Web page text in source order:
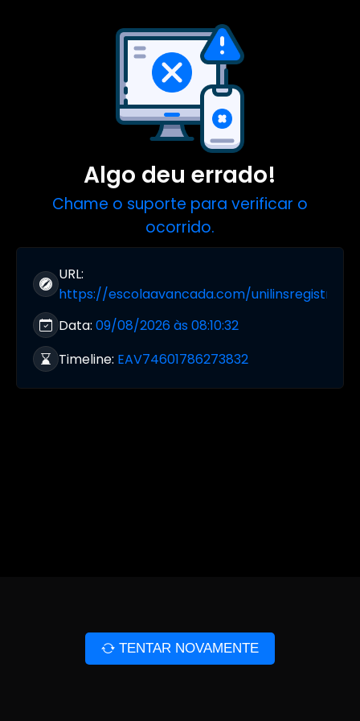
Algo deu errado!
Chame o suporte para verificar o
ocorrido.
URL:
https://escolaavancada.com/unilinsregistro/
Data: 09/08/2026 às 08:10:32
Timeline: EAV74601786273832
TENTAR NOVAMENTE